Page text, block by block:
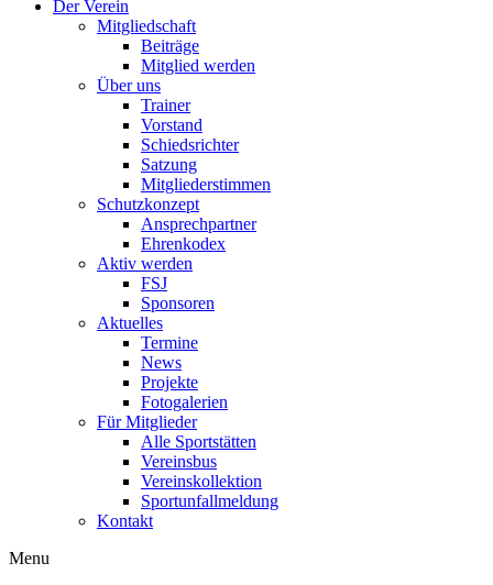
Der Verein
Mitgliedschaft
Beiträge
Mitglied werden
Über uns
Trainer
Vorstand
Schiedsrichter
Satzung
Mitgliederstimmen
Schutzkonzept
Ansprechpartner
Ehrenkodex
Aktiv werden
FSJ
Sponsoren
Aktuelles
Termine
News
Projekte
Fotogalerien
Für Mitglieder
Alle Sportstätten
Vereinsbus
Vereinskollektion
Sportunfallmeldung
Kontakt
Flyout
Menu